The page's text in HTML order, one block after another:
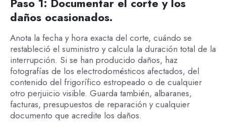
daños ocasionados.
Anota la fecha y hora exacta del corte, cuándo se
restableció el suministro y calcula la duración total de la
interrupción. Si se han producido daños, haz
fotografías de los electrodomésticos afectados, del
contenido del frigorífico estropeado o de cualquier
otro perjuicio visible. Guarda también, albaranes,
facturas, presupuestos de reparación y cualquier
documento que acredite los daños.